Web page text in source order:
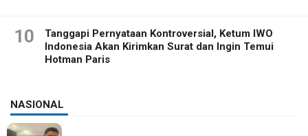
10
Tanggapi Pernyataan Kontroversial, Ketum IWO
Indonesia Akan Kirimkan Surat dan Ingin Temui
Hotman Paris
NASIONAL